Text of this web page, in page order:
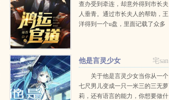
查办受到牵连，却意外得到市长夫
人垂青。通过市长夫人的帮助，王
洋得到一个u盘，里面记载了众多
宅san
他是言灵少女
关于他是言灵少女当你从一个
七尺男儿变成一只一米三的三无萝
莉，还有语言的能力，你想要做什